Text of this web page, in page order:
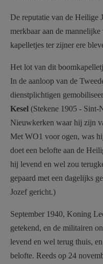
De reputatie van de Heilige
merkbaar aan de
kapelletjes ter zijner ere
Het lot van dit
In de aanloop van de
dienstplichtigen
Kesel (Stekene 1905 - Sint-
Nieuwkerken waar hij zijn
Met WO1 voor ogen, was
doet een belofte aan de
hij levend en wel zou
gepaard met een dagelijks
Jozef gericht.)
September 1940, Koning
getekend, en de militairen
levend en wel terug thuis,
belofte. Reeds op 24